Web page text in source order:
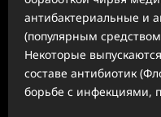
антибактериальные и
(популярным
Некоторые
составе антибиотик
борьбе с инфекциями,